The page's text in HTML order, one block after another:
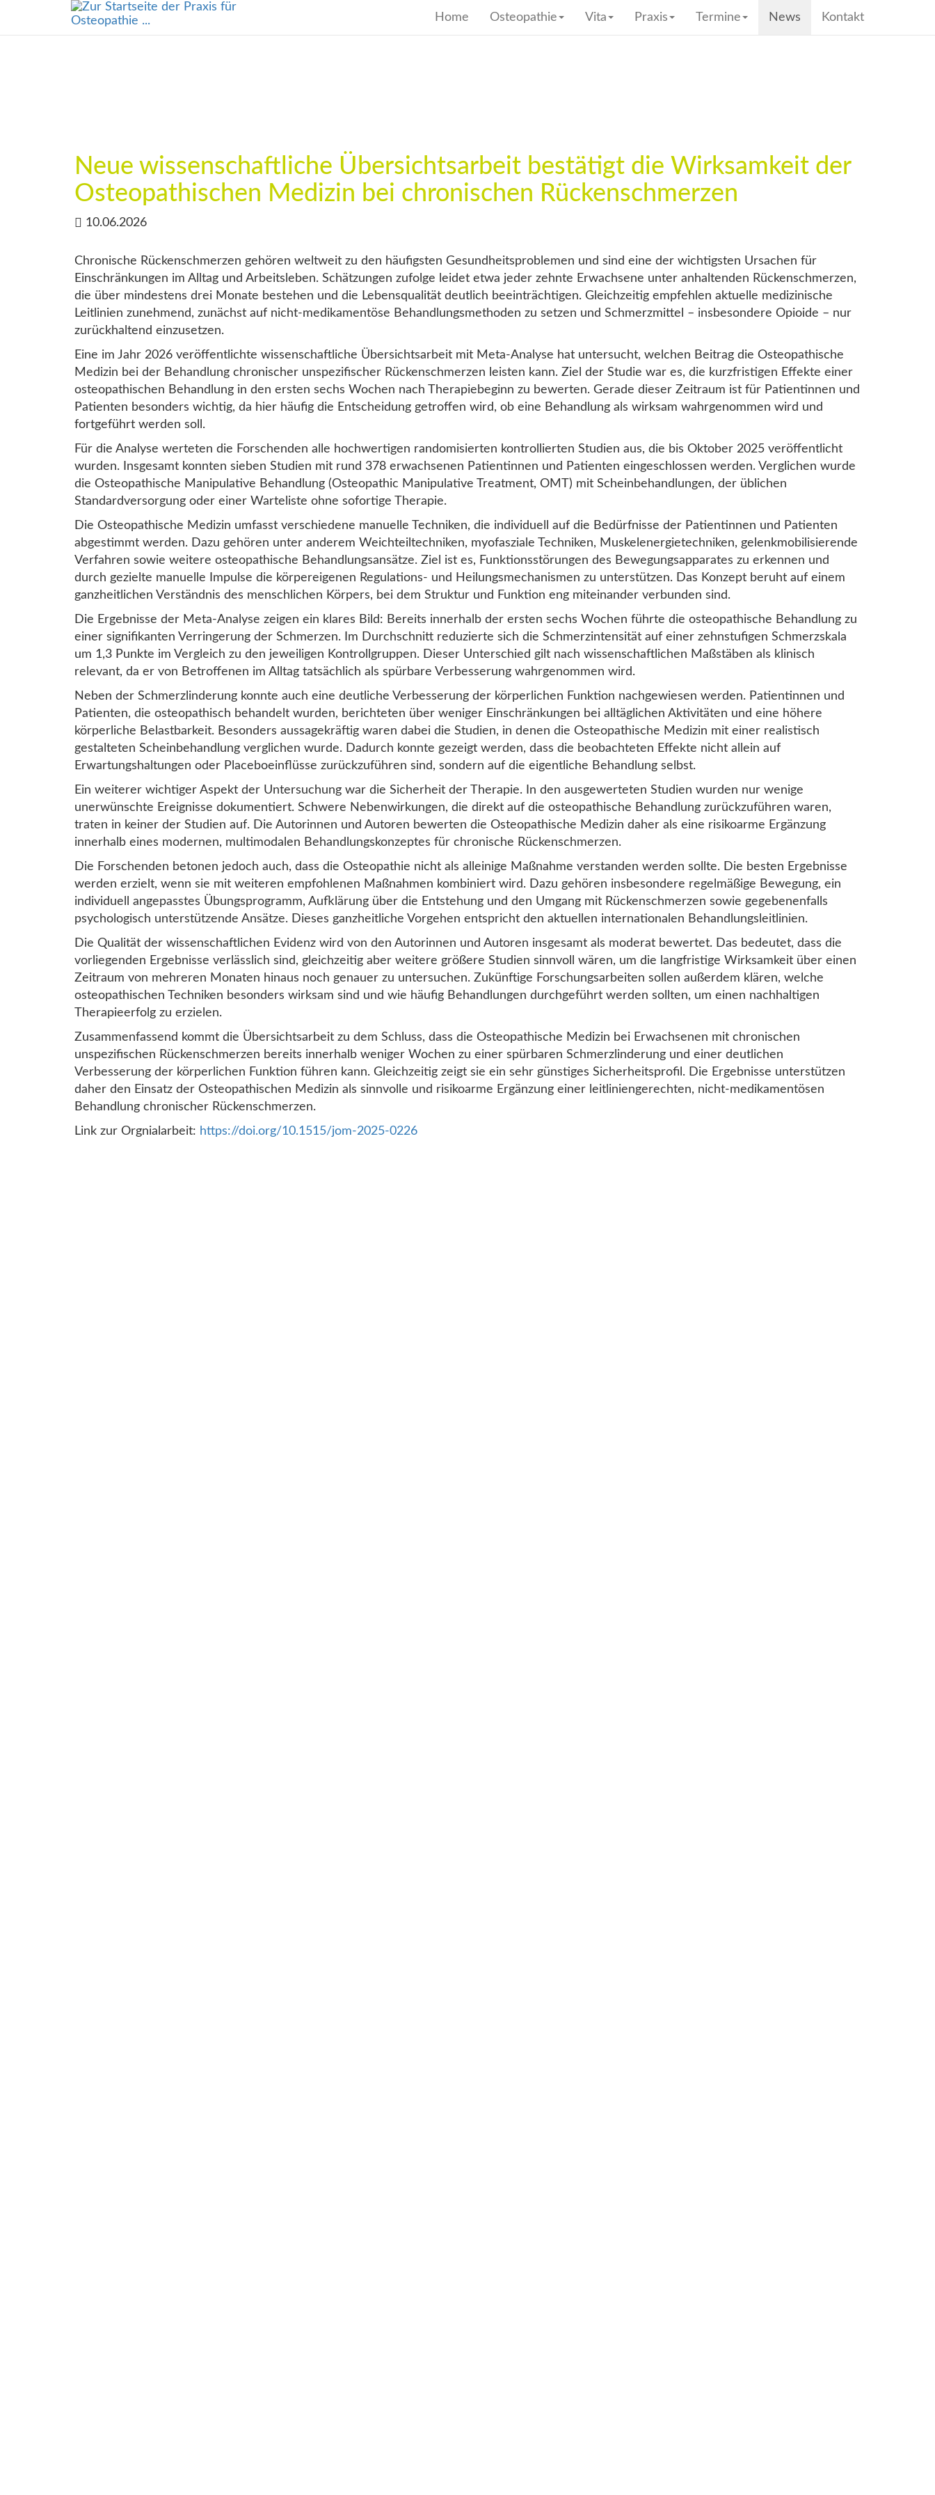
Home Osteopathie Vita Praxis Termine News Kontakt
Neue wissenschaftliche Übersichtsarbeit bestätigt die Wirksamkeit der
Osteopathischen Medizin bei chronischen Rückenschmerzen
10.06.2026
Chronische Rückenschmerzen gehören weltweit zu den häufigsten Gesundheitsproblemen und sind eine der wichtigsten Ursachen für
Einschränkungen im Alltag und Arbeitsleben. Schätzungen zufolge leidet etwa jeder zehnte Erwachsene unter anhaltenden Rückenschmerzen,
die über mindestens drei Monate bestehen und die Lebensqualität deutlich beeinträchtigen. Gleichzeitig empfehlen aktuelle medizinische
Leitlinien zunehmend, zunächst auf nicht-medikamentöse Behandlungsmethoden zu setzen und Schmerzmittel – insbesondere Opioide – nur
zurückhaltend einzusetzen.
Eine im Jahr 2026 veröffentlichte wissenschaftliche Übersichtsarbeit mit Meta-Analyse hat untersucht, welchen Beitrag die Osteopathische
Medizin bei der Behandlung chronischer unspezifischer Rückenschmerzen leisten kann. Ziel der Studie war es, die kurzfristigen Effekte einer
osteopathischen Behandlung in den ersten sechs Wochen nach Therapiebeginn zu bewerten. Gerade dieser Zeitraum ist für Patientinnen und
Patienten besonders wichtig, da hier häufig die Entscheidung getroffen wird, ob eine Behandlung als wirksam wahrgenommen wird und
fortgeführt werden soll.
Für die Analyse werteten die Forschenden alle hochwertigen randomisierten kontrollierten Studien aus, die bis Oktober 2025 veröffentlicht
wurden. Insgesamt konnten sieben Studien mit rund 378 erwachsenen Patientinnen und Patienten eingeschlossen werden. Verglichen wurde
die Osteopathische Manipulative Behandlung (Osteopathic Manipulative Treatment, OMT) mit Scheinbehandlungen, der üblichen
Standardversorgung oder einer Warteliste ohne sofortige Therapie.
Die Osteopathische Medizin umfasst verschiedene manuelle Techniken, die individuell auf die Bedürfnisse der Patientinnen und Patienten
abgestimmt werden. Dazu gehören unter anderem Weichteiltechniken, myofasziale Techniken, Muskelenergietechniken, gelenkmobilisierende
Verfahren sowie weitere osteopathische Behandlungsansätze. Ziel ist es, Funktionsstörungen des Bewegungsapparates zu erkennen und
durch gezielte manuelle Impulse die körpereigenen Regulations- und Heilungsmechanismen zu unterstützen. Das Konzept beruht auf einem
ganzheitlichen Verständnis des menschlichen Körpers, bei dem Struktur und Funktion eng miteinander verbunden sind.
Die Ergebnisse der Meta-Analyse zeigen ein klares Bild: Bereits innerhalb der ersten sechs Wochen führte die osteopathische Behandlung zu
einer signifikanten Verringerung der Schmerzen. Im Durchschnitt reduzierte sich die Schmerzintensität auf einer zehnstufigen Schmerzskala
um 1,3 Punkte im Vergleich zu den jeweiligen Kontrollgruppen. Dieser Unterschied gilt nach wissenschaftlichen Maßstäben als klinisch
relevant, da er von Betroffenen im Alltag tatsächlich als spürbare Verbesserung wahrgenommen wird.
Neben der Schmerzlinderung konnte auch eine deutliche Verbesserung der körperlichen Funktion nachgewiesen werden. Patientinnen und
Patienten, die osteopathisch behandelt wurden, berichteten über weniger Einschränkungen bei alltäglichen Aktivitäten und eine höhere
körperliche Belastbarkeit. Besonders aussagekräftig waren dabei die Studien, in denen die Osteopathische Medizin mit einer realistisch
gestalteten Scheinbehandlung verglichen wurde. Dadurch konnte gezeigt werden, dass die beobachteten Effekte nicht allein auf
Erwartungshaltungen oder Placeboeinflüsse zurückzuführen sind, sondern auf die eigentliche Behandlung selbst.
Ein weiterer wichtiger Aspekt der Untersuchung war die Sicherheit der Therapie. In den ausgewerteten Studien wurden nur wenige
unerwünschte Ereignisse dokumentiert. Schwere Nebenwirkungen, die direkt auf die osteopathische Behandlung zurückzuführen waren,
traten in keiner der Studien auf. Die Autorinnen und Autoren bewerten die Osteopathische Medizin daher als eine risikoarme Ergänzung
innerhalb eines modernen, multimodalen Behandlungskonzeptes für chronische Rückenschmerzen.
Die Forschenden betonen jedoch auch, dass die Osteopathie nicht als alleinige Maßnahme verstanden werden sollte. Die besten Ergebnisse
werden erzielt, wenn sie mit weiteren empfohlenen Maßnahmen kombiniert wird. Dazu gehören insbesondere regelmäßige Bewegung, ein
individuell angepasstes Übungsprogramm, Aufklärung über die Entstehung und den Umgang mit Rückenschmerzen sowie gegebenenfalls
psychologisch unterstützende Ansätze. Dieses ganzheitliche Vorgehen entspricht den aktuellen internationalen Behandlungsleitlinien.
Die Qualität der wissenschaftlichen Evidenz wird von den Autorinnen und Autoren insgesamt als moderat bewertet. Das bedeutet, dass die
vorliegenden Ergebnisse verlässlich sind, gleichzeitig aber weitere größere Studien sinnvoll wären, um die langfristige Wirksamkeit über einen
Zeitraum von mehreren Monaten hinaus noch genauer zu untersuchen. Zukünftige Forschungsarbeiten sollen außerdem klären, welche
osteopathischen Techniken besonders wirksam sind und wie häufig Behandlungen durchgeführt werden sollten, um einen nachhaltigen
Therapieerfolg zu erzielen.
Zusammenfassend kommt die Übersichtsarbeit zu dem Schluss, dass die Osteopathische Medizin bei Erwachsenen mit chronischen
unspezifischen Rückenschmerzen bereits innerhalb weniger Wochen zu einer spürbaren Schmerzlinderung und einer deutlichen
Verbesserung der körperlichen Funktion führen kann. Gleichzeitig zeigt sie ein sehr günstiges Sicherheitsprofil. Die Ergebnisse unterstützen
daher den Einsatz der Osteopathischen Medizin als sinnvolle und risikoarme Ergänzung einer leitliniengerechten, nicht-medikamentösen
Behandlung chronischer Rückenschmerzen.
Link zur Orgnialarbeit: https://doi.org/10.1515/jom-2025-0226